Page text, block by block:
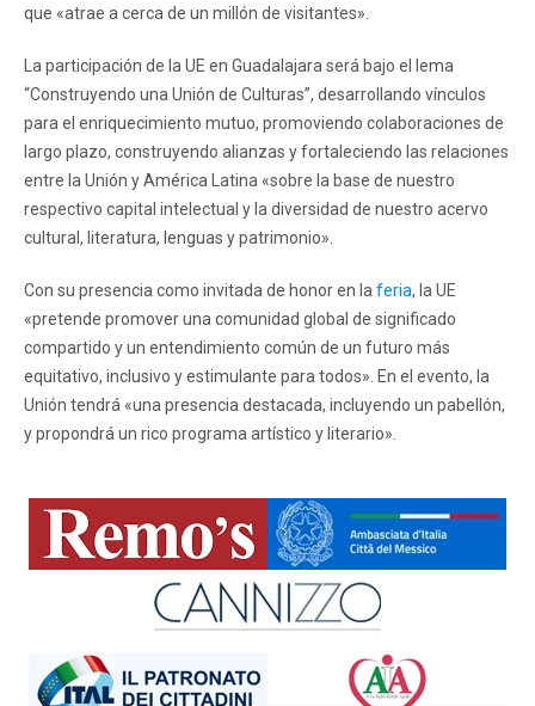
que «atrae a cerca de un millón de visitantes».
La participación de la UE en Guadalajara será bajo el lema
“Construyendo una Unión de Culturas”, desarrollando vínculos
para el enriquecimiento mutuo, promoviendo colaboraciones de
largo plazo, construyendo alianzas y fortaleciendo las relaciones
entre la Unión y América Latina «sobre la base de nuestro
respectivo capital intelectual y la diversidad de nuestro acervo
cultural, literatura, lenguas y patrimonio».
Con su presencia como invitada de honor en la feria, la UE
«pretende promover una comunidad global de significado
compartido y un entendimiento común de un futuro más
equitativo, inclusivo y estimulante para todos». En el evento, la
Unión tendrá «una presencia destacada, incluyendo un pabellón,
y propondrá un rico programa artístico y literario».